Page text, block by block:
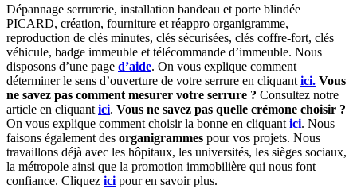
Dépannage serrurerie, installation bandeau et porte blindée
PICARD, création, fourniture et réappro organigramme,
reproduction de clés minutes, clés sécurisées, clés coffre-fort, clés
véhicule, badge immeuble et télécommande d’immeuble. Nous
disposons d’une page d’aide. On vous explique comment
déterminer le sens d’ouverture de votre serrure en cliquant ici. Vous
ne savez pas comment mesurer votre serrure ? Consultez notre
article en cliquant ici. Vous ne savez pas quelle crémone choisir ?
On vous explique comment choisir la bonne en cliquant ici. Nous
faisons également des organigrammes pour vos projets. Nous
travaillons déjà avec les hôpitaux, les universités, les sièges sociaux,
la métropole ainsi que la promotion immobilière qui nous font
confiance. Cliquez ici pour en savoir plus.